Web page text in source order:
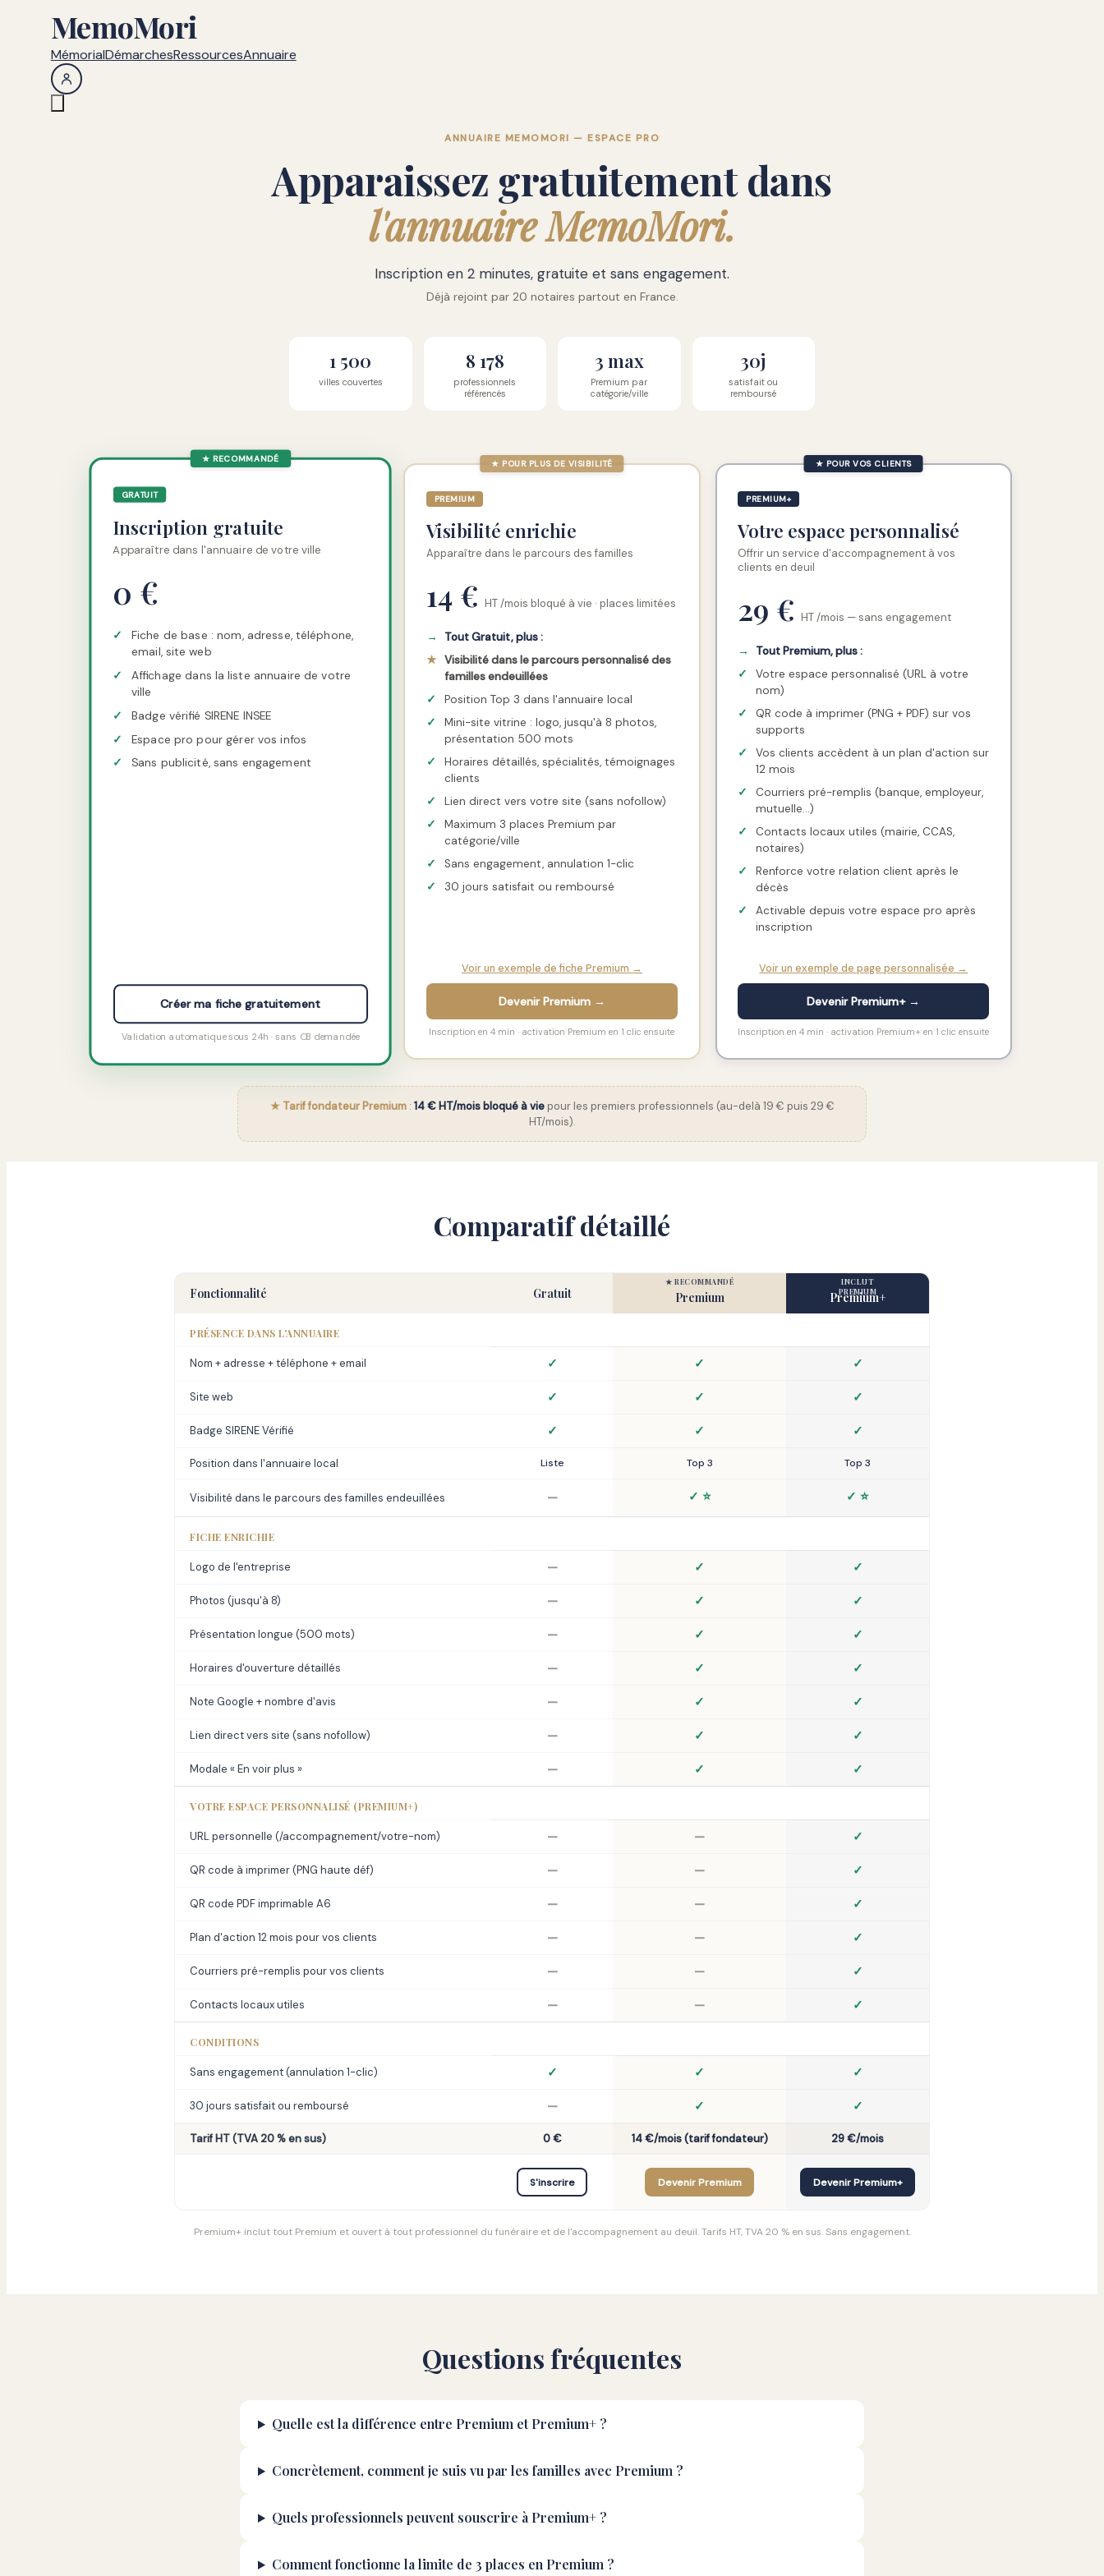
MemoMori
MémorialDémarchesRessourcesAnnuaire
ANNUAIRE MEMOMORI — ESPACE PRO
Apparaissez gratuitement dans
l'annuaire MemoMori.
Inscription en 2 minutes, gratuite et sans engagement.
Déjà rejoint par 20 notaires partout en France.
1 500
villes couvertes
8 178
professionnels
référencés
3 max
Premium par
catégorie/ville
30j
satisfait ou
remboursé
★ RECOMMANDÉ
GRATUIT
Inscription gratuite
Apparaître dans l'annuaire de votre ville
0 €
✓ Fiche de base : nom, adresse, téléphone,
email, site web
✓
Affichage dans la liste annuaire de votre
ville
✓ Badge vérifié SIRENE INSEE
✓ Espace pro pour gérer vos infos
✓ Sans publicité, sans engagement
Créer ma fiche gratuitement
Validation automatique sous 24h · sans CB demandée
★ POUR PLUS DE VISIBILITÉ
PREMIUM
Visibilité enrichie
Apparaître dans le parcours des familles
14 € HT /mois bloqué à vie · places limitées
→
Tout Gratuit, plus :
★ Visibilité dans le parcours personnalisé des
familles endeuillées
✓
Position Top 3 dans l'annuaire local
✓
Mini-site vitrine : logo, jusqu'à 8 photos,
présentation 500 mots
✓
Horaires détaillés, spécialités, témoignages
clients
✓
Lien direct vers votre site (sans nofollow)
✓
Maximum 3 places Premium par
catégorie/ville
✓
Sans engagement, annulation 1-clic
✓
30 jours satisfait ou remboursé
Voir un exemple de fiche Premium →
Devenir Premium →
Inscription en 4 min · activation Premium en 1 clic ensuite
★ POUR VOS CLIENTS
PREMIUM+
Votre espace personnalisé
Offrir un service d'accompagnement à vos
clients en deuil
29 € HT /mois — sans engagement
→
Tout Premium, plus :
✓
Votre espace personnalisé (URL à votre
nom)
✓
QR code à imprimer (PNG + PDF) sur vos
supports
✓
Vos clients accèdent à un plan d'action sur
12 mois
✓
Courriers pré-remplis (banque, employeur,
mutuelle…)
✓
Contacts locaux utiles (mairie, CCAS,
notaires)
✓
Renforce votre relation client après le
décès
✓
Activable depuis votre espace pro après
inscription
Voir un exemple de page personnalisée →
Devenir Premium+ →
Inscription en 4 min · activation Premium+ en 1 clic ensuite
★ Tarif fondateur Premium : 14 € HT/mois bloqué à vie pour les premiers professionnels (au-delà 19 € puis 29 €
HT/mois).
Comparatif détaillé
Fonctionnalité Gratuit
★ RECOMMANDÉ
Premium
INCLUT
PREMIUM
Premium+
PRÉSENCE DANS L'ANNUAIRE
Nom + adresse + téléphone + email ✓ ✓ ✓
Site web ✓ ✓ ✓
Badge SIRENE Vérifié ✓ ✓ ✓
Position dans l'annuaire local Liste Top 3 Top 3
Visibilité dans le parcours des familles endeuillées — ✓ ⭐ ✓ ⭐
FICHE ENRICHIE
Logo de l'entreprise — ✓ ✓
Photos (jusqu'à 8) — ✓ ✓
Présentation longue (500 mots) — ✓ ✓
Horaires d'ouverture détaillés — ✓ ✓
Note Google + nombre d'avis — ✓ ✓
Lien direct vers site (sans nofollow) — ✓ ✓
Modale « En voir plus » — ✓ ✓
VOTRE ESPACE PERSONNALISÉ (PREMIUM+)
URL personnelle (/accompagnement/votre-nom) — — ✓
QR code à imprimer (PNG haute déf) — — ✓
QR code PDF imprimable A6 — — ✓
Plan d'action 12 mois pour vos clients — — ✓
Courriers pré-remplis pour vos clients — — ✓
Contacts locaux utiles — — ✓
CONDITIONS
Sans engagement (annulation 1-clic) ✓ ✓ ✓
30 jours satisfait ou remboursé — ✓ ✓
Tarif HT (TVA 20 % en sus) 0 € 14 €/mois (tarif fondateur) 29 €/mois
S'inscrire Devenir Premium Devenir Premium+
Premium+ inclut tout Premium et ouvert à tout professionnel du funéraire et de l'accompagnement au deuil. Tarifs HT, TVA 20 % en sus. Sans engagement.
Questions fréquentes
Quelle est la différence entre Premium et Premium+ ?
Concrètement, comment je suis vu par les familles avec Premium ?
Quels professionnels peuvent souscrire à Premium+ ?
Comment fonctionne la limite de 3 places en Premium ?